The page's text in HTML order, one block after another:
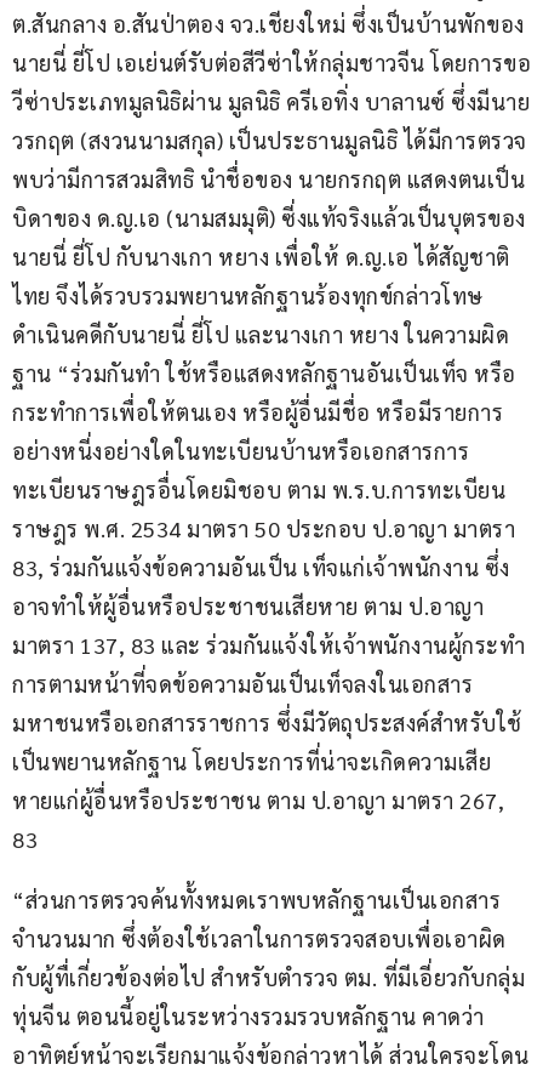
ต.สันกลาง อ.สันป่าตอง จว.เชียงใหม่ ซึ่งเป็นบ้านพักของ
นายนี่ ยี่โป เอเย่นต์รับต่อสีวีซ่าให้กลุ่มชาวจีน โดยการขอ
วีซ่าประเภทมูลนิธิผ่าน มูลนิธิ ครีเอทิ่ง บาลานซ์ ซึ่งมีนาย
วรกฤต (สงวนนามสกุล) เป็นประธานมูลนิธิ ได้มีการตรวจ
พบว่ามีการสวมสิทธิ นำชื่อของ นายกรกฤต แสดงตนเป็น
บิดาของ ด.ญ.เอ (นามสมมุติ) ซี่งแท้จริงแล้วเป็นบุตรของ
นายนี่ ยี่โป กับนางเกา หยาง เพื่อให้ ด.ญ.เอ ได้สัญชาติ
ไทย จึงได้รวบรวมพยานหลักฐานร้องทุกข์กล่าวโทษ
ดำเนินคดีกับนายนี่ ยี่โป และนางเกา หยาง ในความผิด
ฐาน “ร่วมกันทำ ใช้หรือแสดงหลักฐานอันเป็นเท็จ หรือ
กระทำการเพื่อให้ตนเอง หรือผู้อื่นมีชื่อ หรือมีรายการ
อย่างหนี่งอย่างใดในทะเบียนบ้านหรือเอกสารการ
ทะเบียนราษฎรอื่นโดยมิชอบ ตาม พ.ร.บ.การทะเบียน
ราษฎร พ.ศ. 2534 มาตรา 50 ประกอบ ป.อาญา มาตรา
83, ร่วมกันแจ้งข้อความอันเป็น เท็จแก่เจ้าพนักงาน ซึ่ง
อาจทำให้ผู้อื่นหรือประชาชนเสียหาย ตาม ป.อาญา
มาตรา 137, 83 และ ร่วมกันแจ้งให้เจ้าพนักงานผู้กระทำ
การตามหน้าที่จดข้อความอันเป็นเท็จลงในเอกสาร
มหาชนหรือเอกสารราชการ ซึ่งมีวัตถุประสงค์สำหรับใช้
เป็นพยานหลักฐาน โดยประการที่น่าจะเกิดความเสีย
หายแก่ผู้อื่นหรือประชาชน ตาม ป.อาญา มาตรา 267,
83
“ส่วนการตรวจค้นทั้งหมดเราพบหลักฐานเป็นเอกสาร
จำนวนมาก ซึ่งต้องใช้เวลาในการตรวจสอบเพื่อเอาผิด
กับผู้ทื่เกี่ยวข้องต่อไป สำหรับตำรวจ ตม. ที่มีเอี่ยวกับกลุ่ม
ทุ่นจีน ตอนนี้อยู่ในระหว่างรวมรวบหลักฐาน คาดว่า
อาทิตย์หน้าจะเรียกมาแจ้งข้อกล่าวหาได้ ส่วนใครจะโดน